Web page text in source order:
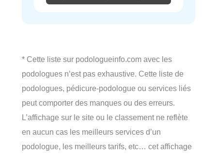
* Cette liste sur podologueinfo.com avec les
podologues n’est pas exhaustive. Cette liste de
podologues, pédicure-podologue ou services liés
peut comporter des manques ou des erreurs.
L’affichage sur le site ou le classement ne reflète
en aucun cas les meilleurs services d’un
podologue, les meilleurs tarifs, etc… cet affichage